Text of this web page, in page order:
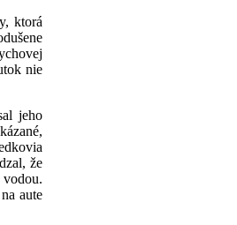
ktorá
nie
jeho
že
aute